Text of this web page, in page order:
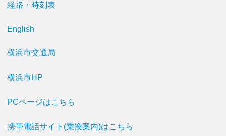
経路・時刻表
English
横浜市交通局
横浜市HP
PCページはこちら
携帯電話サイト(乗換案内)はこちら